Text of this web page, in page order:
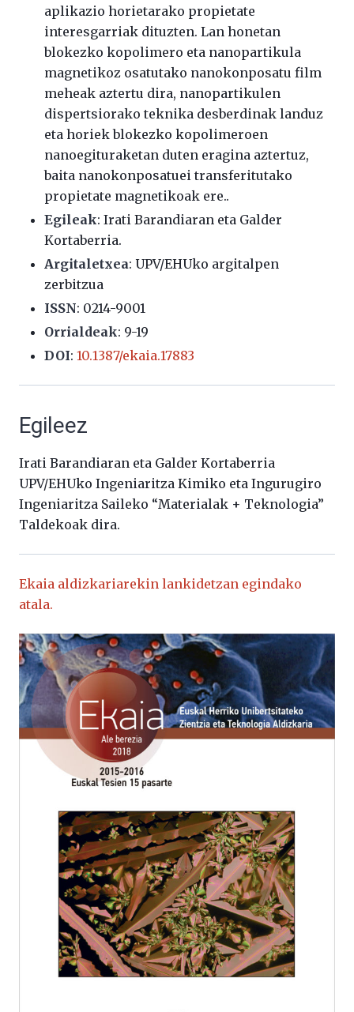
aplikazio horietarako propietate
interesgarriak dituzten. Lan honetan
blokezko kopolimero eta nanopartikula
magnetikoz osatutako nanokonposatu film
meheak aztertu dira, nanopartikulen
dispertsiorako teknika desberdinak landuz
eta horiek blokezko kopolimeroen
nanoegituraketan duten eragina aztertuz,
baita nanokonposatuei transferitutako
propietate magnetikoak ere..
Egileak: Irati Barandiaran eta Galder
Kortaberria.
Argitaletxea: UPV/EHUko argitalpen
zerbitzua
ISSN: 0214-9001
Orrialdeak: 9-19
DOI: 10.1387/ekaia.17883
Egileez
Irati Barandiaran eta Galder Kortaberria
UPV/EHUko Ingeniaritza Kimiko eta Ingurugiro
Ingeniaritza Saileko “Materialak + Teknologia”
Taldekoak dira.
Ekaia aldizkariarekin lankidetzan egindako
atala.